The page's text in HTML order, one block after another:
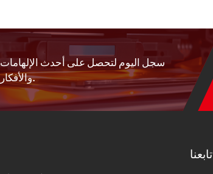
سجل اليوم لتحصل على أحدث الإلهامات
والأفكار.
تابعنا